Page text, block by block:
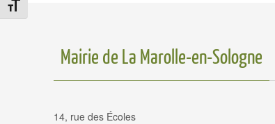
Changer la taille de la police
Mairie de La Marolle-en-Sologne
14, rue des Écoles